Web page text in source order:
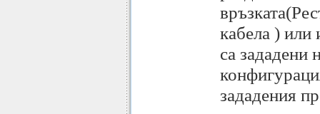
кабела ) или
са зададени
зададения